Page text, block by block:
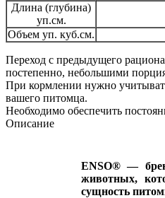
Длина (глубина)
уп.см.
Объем уп. куб.см.
Переход с предыдущего рациона
постепенно, небольшими
При кормлении нужно
вашего питомца.
Необходимо обеспечить
Описание
ENSO® —
животных,
сущность